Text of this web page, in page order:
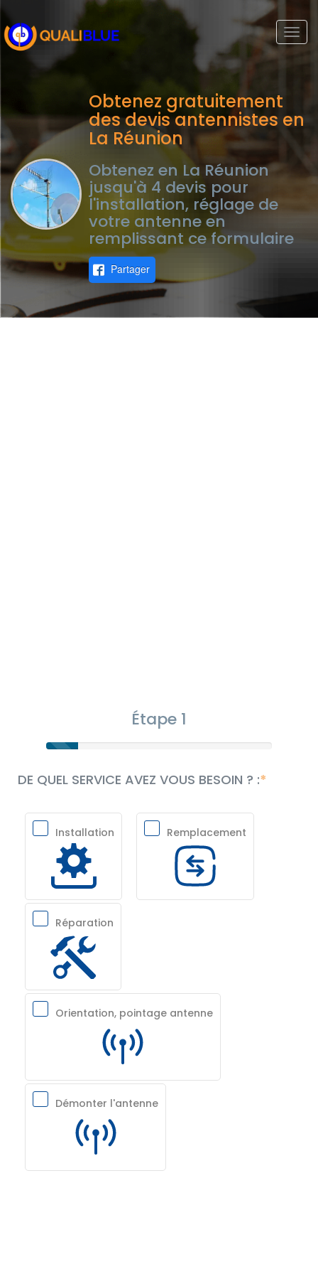
Obtenez gratuitement
des devis antennistes en
La Réunion
Obtenez en La Réunion
jusqu'à 4 devis pour
l'installation, réglage de
votre antenne en
remplissant ce formulaire
Partager
Étape 1
DE QUEL SERVICE AVEZ VOUS BESOIN ? :
Installation Remplacement
Réparation
Orientation, pointage antenne
Démonter l'antenne